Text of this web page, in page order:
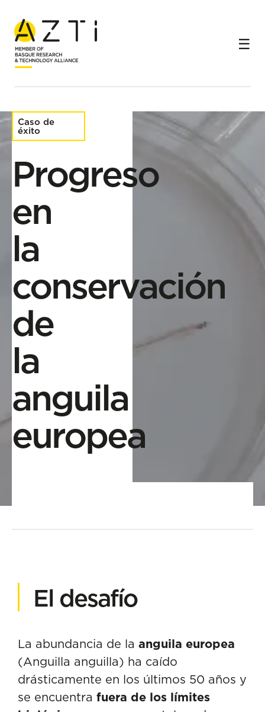
Inicio
Casos de éxito
Progreso en la conservación de la anguila europea
Caso de
éxito
Progreso
en
la
conservación
de
la
anguila
europea
El desafío
La abundancia de la anguila europea
(Anguilla anguilla) ha caído
drásticamente en los últimos 50 años y
se encuentra fuera de los límites